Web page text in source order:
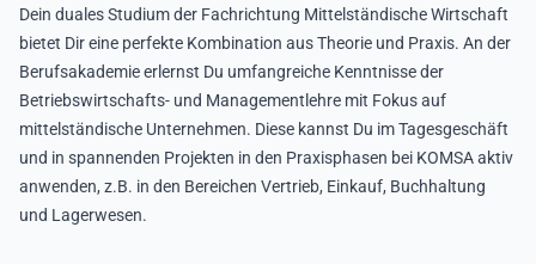
Dein duales Studium der Fachrichtung Mittelständische Wirtschaft
bietet Dir eine perfekte Kombination aus Theorie und Praxis. An der
Berufsakademie erlernst Du umfangreiche Kenntnisse der
Betriebswirtschafts- und Managementlehre mit Fokus auf
mittelständische Unternehmen. Diese kannst Du im Tagesgeschäft
und in spannenden Projekten in den Praxisphasen bei KOMSA aktiv
anwenden, z.B. in den Bereichen Vertrieb, Einkauf, Buchhaltung
und Lagerwesen.